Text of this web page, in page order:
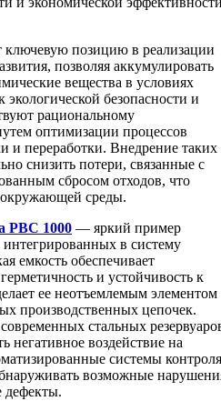
позицию в реализации
позволяя аккумулировать
вещества в условиях
безопасности и
рациональному
оптимизации процессов
и переработки. Внедрение таких
снизить потери, связанные с
сбросом отходов, что
окружающей среды.
РВС 1000 — яркий пример
в систему
емкость обеспечивает
и устойчивость к
ее неотъемлемым элементом
производственных цепочек.
стальных
негативное воздействие на
системы контроля
возможные
дефекты.